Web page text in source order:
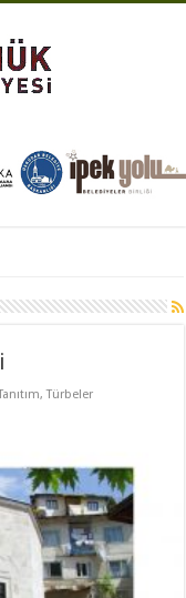
,Türbeler